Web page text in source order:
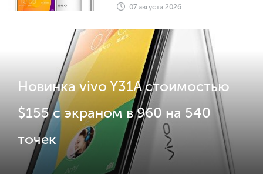
07 августа 2026
Новинка vivo Y31A стоимостью
$155 с экраном в 960 на 540
точек